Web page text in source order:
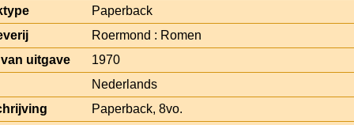
Paperback
Roermond : Romen
uitgave
1970
Nederlands
Paperback, 8vo.